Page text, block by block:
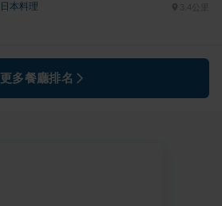
日本料理 3.4公里
更多餐廳排名